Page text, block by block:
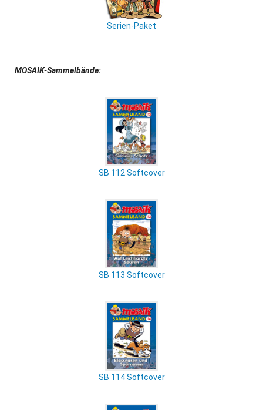
Serien-Paket
MOSAIK-Sammelbände:
SB 112 Softcover
SB 113 Softcover
SB 114 Softcover